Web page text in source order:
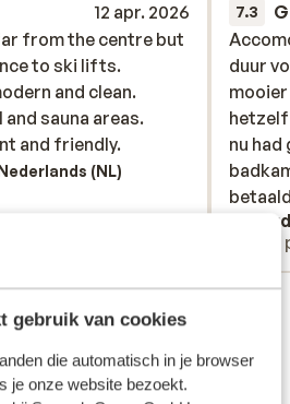
gebruik van cookies
die automatisch in je browser
je onze website bezoekt.
12 apr. 2026
from the centre but
to ski lifts.
and clean.
sauna areas.
and friendly.
from the centre but
to ski lifts.
and clean.
sauna areas.
and friendly.
(NL)
7.3
duur
nu had
als
ook
duur
nu had